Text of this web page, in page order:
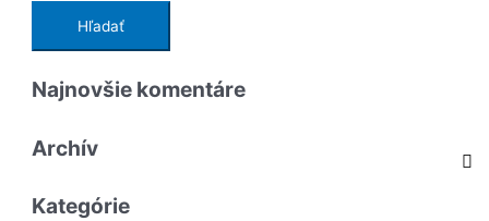
Najnovšie komentáre
Archív
Kategórie